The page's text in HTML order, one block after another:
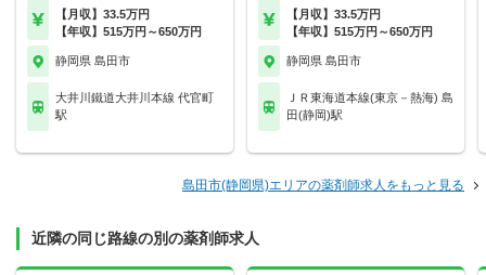
【月収】33.5万円
【年収】515万円～650万円
静岡県 島田市
大井川鐵道大井川本線 代官町
駅
【月収】33.5万円
【年収】515万円～650万円
静岡県 島田市
ＪＲ東海道本線(東京－熱海) 島
田(静岡)駅
島田市(静岡県)エリアの薬剤師求人をもっと見る
近隣の同じ路線の別の薬剤師求人